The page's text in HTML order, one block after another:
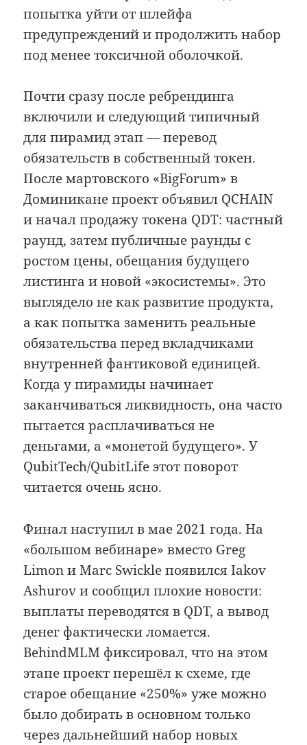
попытка уйти от шлейфа
предупреждений и продолжить набор
под менее токсичной оболочкой.
Почти сразу после ребрендинга
включили и следующий типичный
для пирамид этап — перевод
обязательств в собственный токен.
После мартовского «BigForum» в
Доминикане проект объявил QCHAIN
и начал продажу токена QDT: частный
раунд, затем публичные раунды с
ростом цены, обещания будущего
листинга и новой «экосистемы». Это
выглядело не как развитие продукта,
а как попытка заменить реальные
обязательства перед вкладчиками
внутренней фантиковой единицей.
Когда у пирамиды начинает
заканчиваться ликвидность, она часто
пытается расплачиваться не
деньгами, а «монетой будущего». У
QubitTech/QubitLife этот поворот
читается очень ясно.
Финал наступил в мае 2021 года. На
«большом вебинаре» вместо Greg
Limon и Marc Swickle появился Iakov
Ashurov и сообщил плохие новости:
выплаты переводятся в QDT, а вывод
денег фактически ломается.
BehindMLM фиксировал, что на этом
этапе проект перешёл к схеме, где
старое обещание «250%» уже можно
было добирать в основном только
через дальнейший набор новых